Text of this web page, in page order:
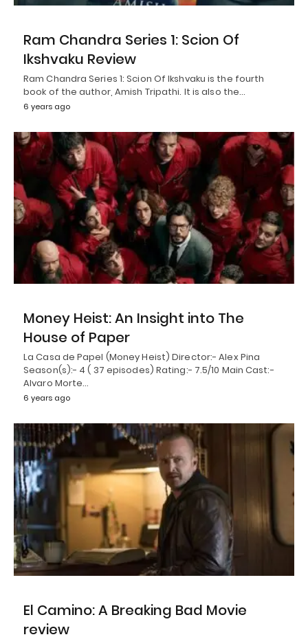
Ram Chandra Series 1: Scion Of
Ikshvaku Review
Ram Chandra Series 1: Scion Of Ikshvaku is the fourth
book of the author, Amish Tripathi. It is also the…
6 years ago
Money Heist: An Insight into The
House of Paper
La Casa de Papel (Money Heist) Director:- Alex Pina
Season(s):- 4 ( 37 episodes) Rating:- 7.5/10 Main Cast:-
Alvaro Morte…
6 years ago
El Camino: A Breaking Bad Movie
review